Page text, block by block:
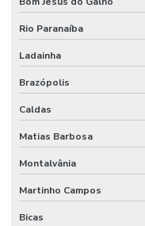
Serviço de facilities
Serviço de infraestrutura
Serviço de manutenção
Serviço de manutenção
Serviço de montagem
Serviços De
Rio Paranaíba
Ladainha
Brazópolis
Caldas
Matias Barbosa
Montalvânia
Martinho Campos
Bicas